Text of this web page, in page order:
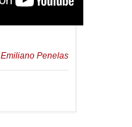
Emiliano Penelas